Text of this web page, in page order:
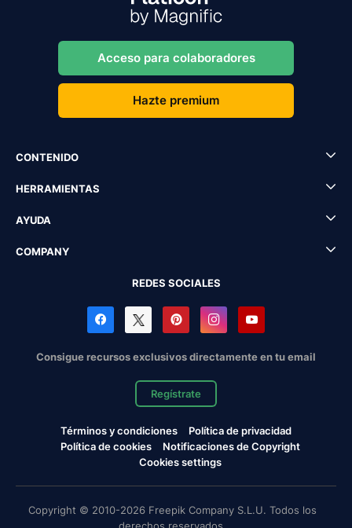
Acceso para colaboradores
Hazte premium
CONTENIDO
HERRAMIENTAS
AYUDA
COMPANY
REDES SOCIALES
Consigue recursos exclusivos directamente en tu email
Regístrate
Términos y condiciones
Política de privacidad
Política de cookies
Notificaciones de Copyright
Cookies settings
Copyright © 2010-2026 Freepik Company S.L.U. Todos los